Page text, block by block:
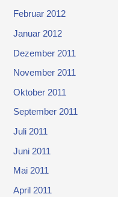
Februar 2012
Januar 2012
Dezember 2011
November 2011
Oktober 2011
September 2011
Juli 2011
Juni 2011
Mai 2011
April 2011